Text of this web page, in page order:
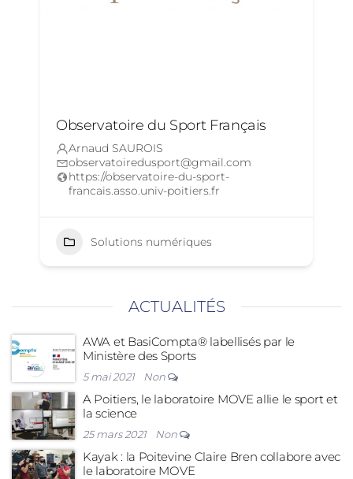
Observatoire du Sport Français
Arnaud SAUROIS
observatoiredusport@gmail.com
https://observatoire-du-sport-
francais.asso.univ-poitiers.fr
Solutions numériques
ACTUALITÉS
AWA et BasiCompta® labellisés par le
Ministère des Sports
5 mai 2021 Non
A Poitiers, le laboratoire MOVE allie le sport et
la science
25 mars 2021 Non
Kayak : la Poitevine Claire Bren collabore avec
le laboratoire MOVE